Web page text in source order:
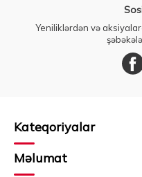
Yeniliklərdən və
Kateqoriyalar
Məlumat